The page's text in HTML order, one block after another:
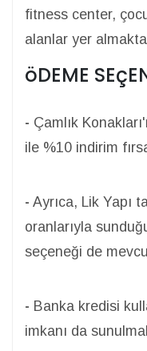
fitness center,
alanlar yer
öDEME
- Çamlık
ile %10 indirim
- Ayrıca, Lik Yapı
oranlarıyla
seçeneği de
- Banka kredisi
imkanı da